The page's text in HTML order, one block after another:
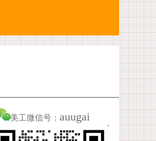
美工微信号： auugai